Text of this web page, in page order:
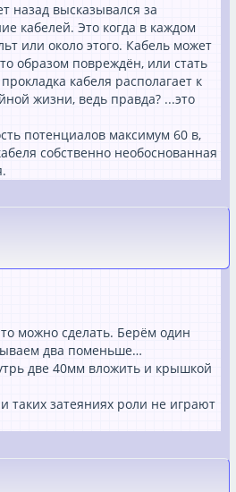
назад высказывался за
кабелей. Это когда в каждом
или около этого. Кабель может
образом повреждён, или стать
кабеля располагает к
жизни, ведь правда? ...это
потенциалов максимум 60 в,
собственно необоснованная
можно сделать. Берём один
два поменьше…
две 40мм вложить и крышкой
таких затеяниях роли не играют